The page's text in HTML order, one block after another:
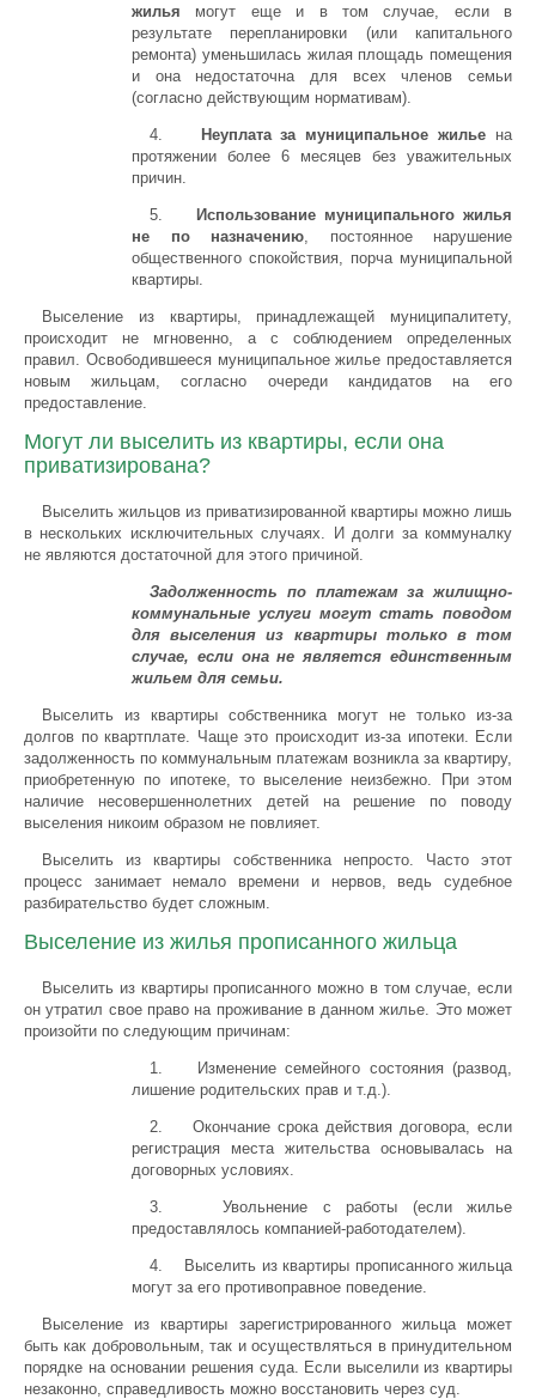
жилья могут еще и в том случае, если в
результате перепланировки (или капитального
ремонта) уменьшилась жилая площадь помещения
и она недостаточна для всех членов семьи
(согласно действующим нормативам).
4. Неуплата за муниципальное жилье на
протяжении более 6 месяцев без уважительных
причин.
5.
Использование муниципального жилья
не по назначению, постоянное нарушение
общественного спокойствия, порча муниципальной
квартиры.
Выселение из квартиры, принадлежащей муниципалитету,
происходит не мгновенно, а c соблюдением определенных
правил. Освободившееся муниципальное жилье предоставляется
новым жильцам, согласно очереди кандидатов на его
предоставление.
Могут ли выселить из квартиры, если она
приватизирована?
Выселить жильцов из приватизированной квартиры можно лишь
в нескольких исключительных случаях. И долги за коммуналку
не являются достаточной для этого причиной.
Задолженность по платежам за жилищно-
коммунальные услуги могут стать поводом
для выселения из квартиры только в том
случае, если она не является единственным
жильем для семьи.
Выселить из квартиры собственника могут не только из-за
долгов по квартплате. Чаще это происходит из-за ипотеки. Если
задолженность по коммунальным платежам возникла за квартиру,
приобретенную по ипотеке, то выселение неизбежно. При этом
наличие несовершеннолетних детей на решение по поводу
выселения никоим образом не повлияет.
Выселить из квартиры собственника непросто. Часто этот
процесс занимает немало времени и нервов, ведь судебное
разбирательство будет сложным.
Выселение из жилья прописанного жильца
Выселить из квартиры прописанного можно в том случае, если
он утратил свое право на проживание в данном жилье. Это может
произойти по следующим причинам:
1. Изменение семейного состояния (развод,
лишение родительских прав и т.д.).
2. Окончание срока действия договора, если
регистрация места жительства основывалась на
договорных условиях.
3. Увольнение с работы (если жилье
предоставлялось компанией-работодателем).
4. Выселить из квартиры прописанного жильца
могут за его противоправное поведение.
Выселение из квартиры зарегистрированного жильца может
быть как добровольным, так и осуществляться в принудительном
порядке на основании решения суда. Если выселили из квартиры
незаконно, справедливость можно восстановить через суд.